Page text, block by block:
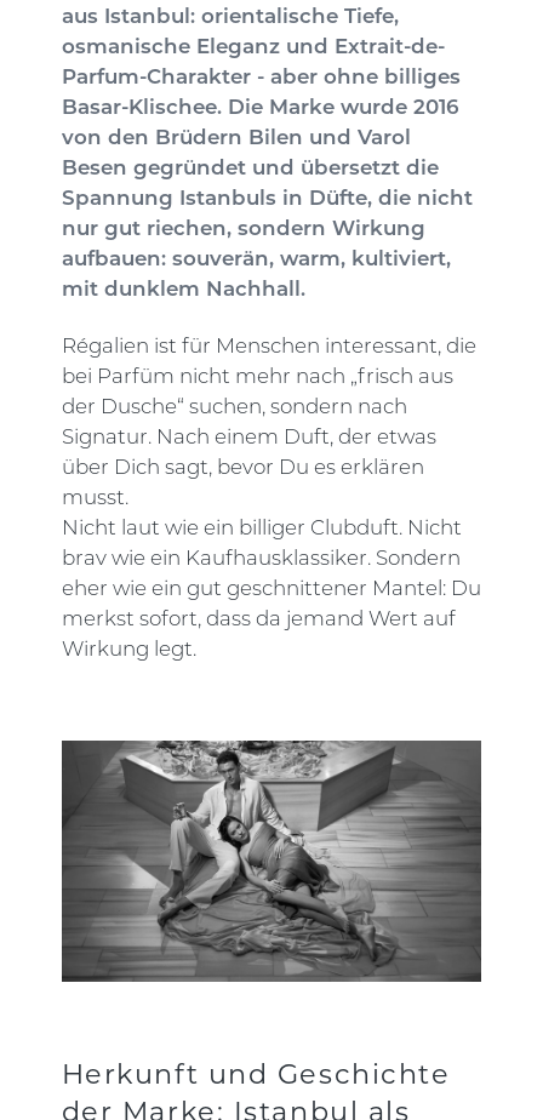
aus Istanbul: orientalische Tiefe,
osmanische Eleganz und Extrait-de-
Parfum-Charakter - aber ohne billiges
Basar-Klischee. Die Marke wurde 2016
von den Brüdern Bilen und Varol
Besen gegründet und übersetzt die
Spannung Istanbuls in Düfte, die nicht
nur gut riechen, sondern Wirkung
aufbauen: souverän, warm, kultiviert,
mit dunklem Nachhall.
Régalien ist für Menschen interessant, die
bei Parfüm nicht mehr nach „frisch aus
der Dusche“ suchen, sondern nach
Signatur. Nach einem Duft, der etwas
über Dich sagt, bevor Du es erklären
musst.
Nicht laut wie ein billiger Clubduft. Nicht
brav wie ein Kaufhausklassiker. Sondern
eher wie ein gut geschnittener Mantel: Du
merkst sofort, dass da jemand Wert auf
Wirkung legt.
Herkunft und Geschichte
der Marke: Istanbul als